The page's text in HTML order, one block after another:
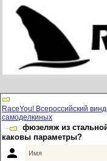
RaceYou! Всероссийский
самоделкиных
фюзеляж из
каковы параметры?
